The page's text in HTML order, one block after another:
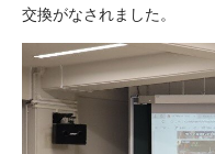
交換がなされました。